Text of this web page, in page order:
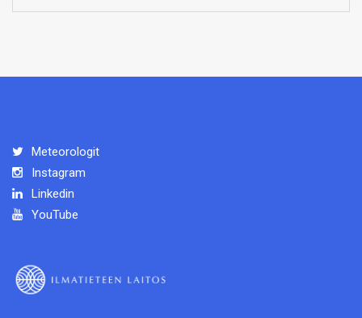
Meteorologit
Instagram
Linkedin
YouTube